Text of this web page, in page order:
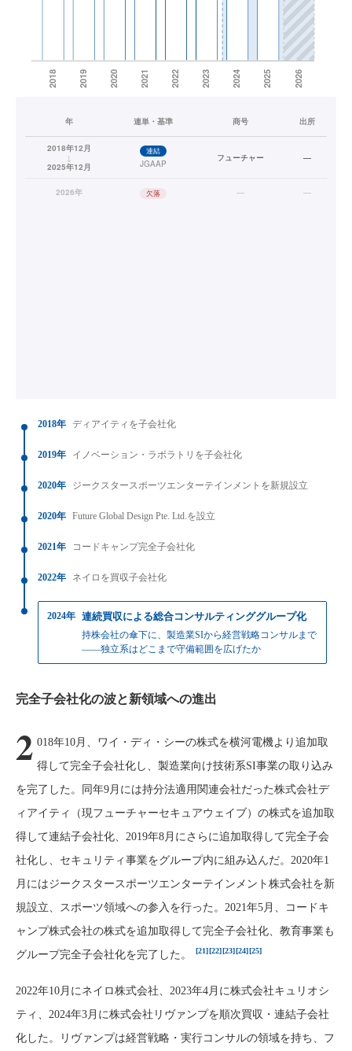
年 連単・基準 商号 出所
2018年12月
↓
2025年12月
連結
JGAAP
フューチャー —
2026年 欠落 — —
2018年 ディアイティを子会社化
2019年 イノベーション・ラボラトリを子会社化
2020年 ジークスタースポーツエンターテインメントを新規設立
2020年 Future Global Design Pte. Ltd.を設立
2021年 コードキャンプ完全子会社化
2022年 ネイロを買収子会社化
2024年 連続買収による総合コンサルティンググループ化
持株会社の傘下に、製造業SIから経営戦略コンサルまで
——独立系はどこまで守備範囲を広げたか
完全子会社化の波と新領域への進出
2 018年10月、ワイ・ディ・シーの株式を横河電機より追加取
得して完全子会社化し、製造業向け技術系SI事業の取り込み
を完了した。同年9月には持分法適用関連会社だった株式会社デ
ィアイティ（現フューチャーセキュアウェイブ）の株式を追加取
得して連結子会社化、2019年8月にさらに追加取得して完全子会
社化し、セキュリティ事業をグループ内に組み込んだ。2020年1
月にはジークスタースポーツエンターテインメント株式会社を新
規設立、スポーツ領域への参入を行った。2021年5月、コードキ
ャンプ株式会社の株式を追加取得して完全子会社化、教育事業も
グループ完全子会社化を完了した。
[21] [22] [23] [24] [25]
2022年10月にネイロ株式会社、2023年4月に株式会社キュリオシ
ティ、2024年3月に株式会社リヴァンプを順次買収・連結子会社
化した。リヴァンプは経営戦略・実行コンサルの領域を持ち、フ